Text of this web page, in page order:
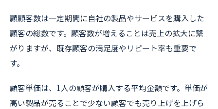
顧顧客数は一定期間に自社の製品やサービスを購入した
顧客の総数です。顧客数が増えることは売上の拡大に繋
がりますが、既存顧客の満足度やリピート率も重要で
す。
顧客単価は、1人の顧客が購入する平均金額です。単価が
高い製品が売ることで少ない顧客でも売り上げを上げら